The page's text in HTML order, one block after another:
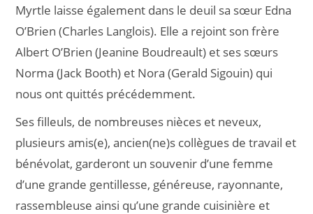
Myrtle laisse également dans le deuil sa sœur Edna
O’Brien (Charles Langlois). Elle a rejoint son frère
Albert O’Brien (Jeanine Boudreault) et ses sœurs
Norma (Jack Booth) et Nora (Gerald Sigouin) qui
nous ont quittés précédemment.
Ses filleuls, de nombreuses nièces et neveux,
plusieurs amis(e), ancien(ne)s collègues de travail et
bénévolat, garderont un souvenir d’une femme
d’une grande gentillesse, généreuse, rayonnante,
rassembleuse ainsi qu’une grande cuisinière et